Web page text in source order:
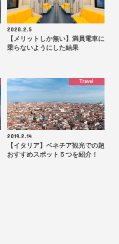
2020.2.5
【メリットしか無い】満員電車に
乗らないようにした結果
Travel
2019.2.14
【イタリア】ベネチア観光での超
おすすめスポット５つを紹介！